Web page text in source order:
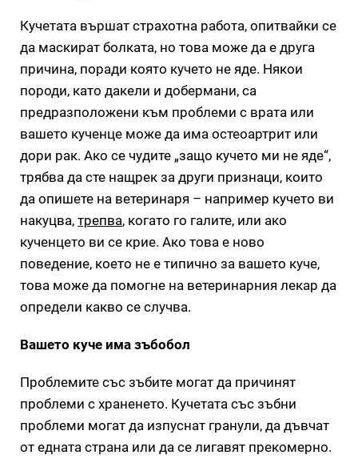
Кучетата вършат страхотна работа, опитвайки се
да маскират болката, но това може да е друга
причина, поради която кучето не яде. Някои
породи, като дакели и добермани, са
предразположени към проблеми с врата или
вашето кученце може да има остеоартрит или
дори рак. Ако се чудите „защо кучето ми не яде“,
трябва да сте нащрек за други признаци, които
да опишете на ветеринаря – например кучето ви
накуцва, трепва, когато го галите, или ако
кученцето ви се крие. Ако това е ново
поведение, което не е типично за вашето куче,
това може да помогне на ветеринарния лекар да
определи какво се случва.
Вашето куче има зъбобол
Проблемите със зъбите могат да причинят
проблеми с храненето. Кучетата със зъбни
проблеми могат да изпуснат гранули, да дъвчат
от едната страна или да се лигавят прекомерно.